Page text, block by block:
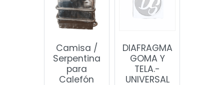
Camisa /
Serpentina
para
Calefón
DIAFRAGMA
GOMA Y
TELA.-
UNIVERSAL